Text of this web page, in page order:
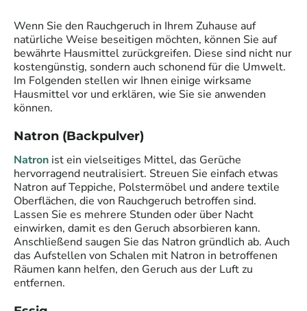
Wenn Sie den Rauchgeruch in Ihrem Zuhause auf
natürliche Weise beseitigen möchten, können Sie auf
bewährte Hausmittel zurückgreifen. Diese sind nicht nur
kostengünstig, sondern auch schonend für die Umwelt.
Im Folgenden stellen wir Ihnen einige wirksame
Hausmittel vor und erklären, wie Sie sie anwenden
können.
Natron (Backpulver)
Natron ist ein vielseitiges Mittel, das Gerüche
hervorragend neutralisiert. Streuen Sie einfach etwas
Natron auf Teppiche, Polstermöbel und andere textile
Oberflächen, die von Rauchgeruch betroffen sind.
Lassen Sie es mehrere Stunden oder über Nacht
einwirken, damit es den Geruch absorbieren kann.
Anschließend saugen Sie das Natron gründlich ab. Auch
das Aufstellen von Schalen mit Natron in betroffenen
Räumen kann helfen, den Geruch aus der Luft zu
entfernen.